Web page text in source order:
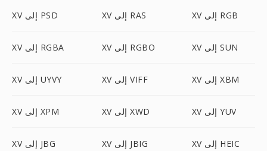
XV إلى PSD XV إلى RAS XV إلى RGB
XV إلى RGBA XV إلى RGBO XV إلى SUN
XV إلى UYVY XV إلى VIFF XV إلى XBM
XV إلى XPM XV إلى XWD XV إلى YUV
XV إلى JBG XV إلى JBIG XV إلى HEIC